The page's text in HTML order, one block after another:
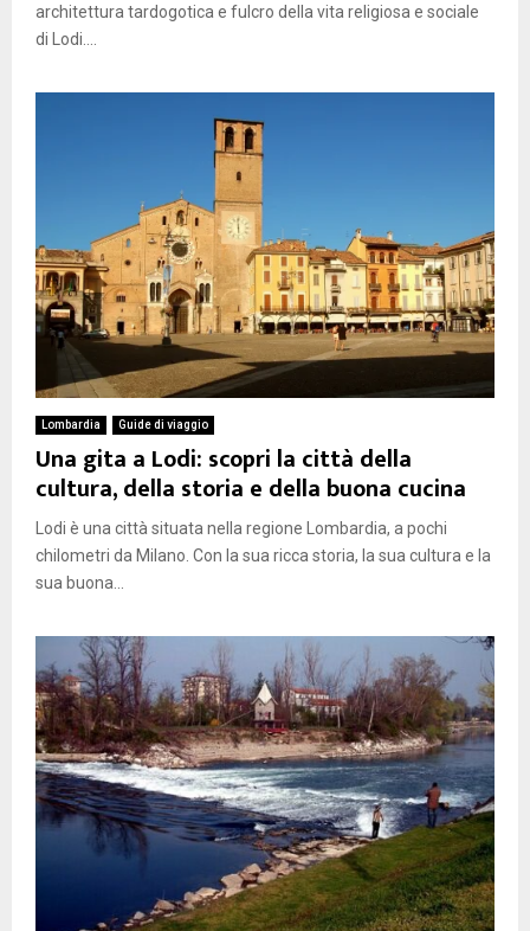
architettura tardogotica e fulcro della vita religiosa e sociale
di Lodi....
Lombardia Guide di viaggio
Una gita a Lodi: scopri la città della
cultura, della storia e della buona cucina
Lodi è una città situata nella regione Lombardia, a pochi
chilometri da Milano. Con la sua ricca storia, la sua cultura e la
sua buona...